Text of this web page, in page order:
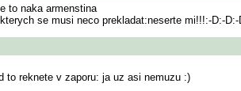
to naka armenstina
se musi neco prekladat:neserte mi!!!:-D:-
to reknete v zaporu: ja uz asi nemuzu :)